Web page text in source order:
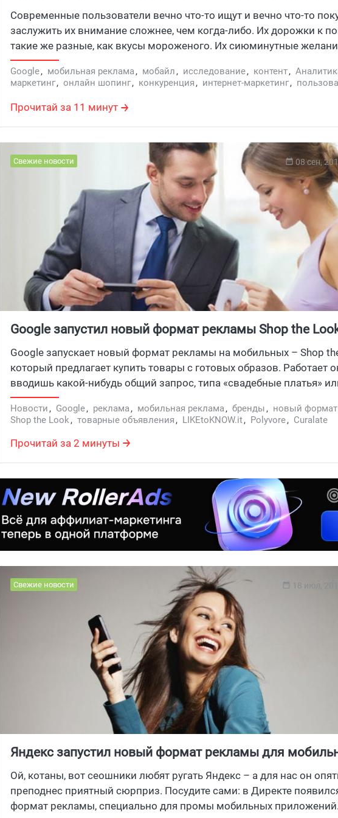
за светлячками? Давайте разбиремся
Современные пользователи вечно что-то ищут и вечно что-то
заслужить их внимание сложнее, чем когда-либо. Их дорожки к
такие же разные, как вкусы мороженого. Их сиюминутные
появляются и исчезают, чтобы внезапно появиться вновь –
преследовать их то же самое, что бегать за светлячками, которые
в темноте и испаряются, как только ты протянешь свои сети. Но
сделать так, что светлячки будут сбегаться к тебе сами, как на
Google, мобильная реклама, мобайл, исследование, контент,
маркетинг, онлайн шопинг, конкуренция, интернет-маркетинг,
Контент-маркетинг
Прочитай за 11 минут
Свежие новости 08 сен,
Google запустил новый формат рекламы Shop the
Google запускает новый формат рекламы на мобильных – Shop
который предлагает купить товары с готовых образов. Работает
вводишь какой-нибудь общий запрос, типа «свадебные платья»
«коктейльные платья», Гоша показывает тебе фотографии
блоггеров, при клике на которые открывается список
из лука или очень похожих внешне продуктов. Тема работает для
товарными объявами одежды и декора для дома.
Новости, Google, реклама, мобильная реклама, бренды, новый
Shop the Look, товарные объявления, LIKEtoKNOW.it, Polyvore, Curalate
Прочитай за 2 минуты
Свежие новости 18 июл, 2016
Яндекс запустил новый формат рекламы для
приложений
Ой, котаны, вот сеошники любят ругать Яндекс – а для нас он
преподнес приятный сюрприз. Посудите сами: в Директе
формат рекламы, специально для промы мобильных